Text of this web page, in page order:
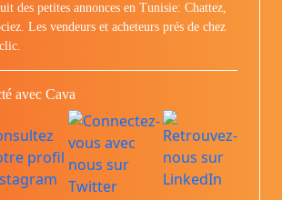
des petites annonces en Tunisie: Chattez,
Les vendeurs et acheteurs prés de chez
avec Cava